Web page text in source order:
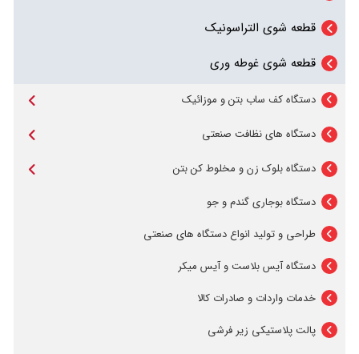
اتوبوس شوی اتوماتیک باس واش
تریلی شوی اتوماتیک تراک واش
مترو واش
کارواش اتوماتیک بدون برس
قطعه شوی التراسونیک
قطعه شوی غوطه وری
دستگاه کف ساب بتن و موزائیک
دستگاه کف ساب تک فاز
دستگاه کف ساب سه فاز
دستگاه های نظافت صنعتی
دستگاه کفشور اسکرابر
جاروبرقی مرکزی
جاروبرقی صنعتی
پالیشر
واتر جت فشار قوی آبسرد و آبگرم
دستگاه بلوک زن و مخلوط کن بتن
بلوک زن دستی 4 قالبه
بلوک زن 5 قالبه
بلوک زن 6 قالبه
بولک زن هیدرولیک
دستگاه بلوک زن وارداتی اتوماتیک
دستگاه بوجاری گندم و جو
طراحی و تولید انواع دستگاه های صنعتی
دستگاه آیس بلاست و آیس میکر
خدمات واردات و صادرات کالا
پالت پلاستیکی زیر فرشی